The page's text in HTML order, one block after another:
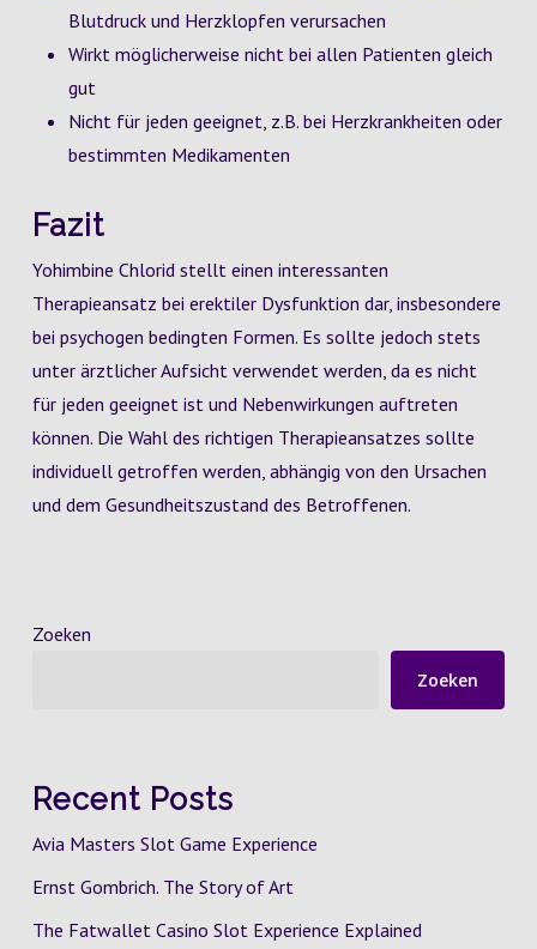
Blutdruck und Herzklopfen verursachen
Wirkt möglicherweise nicht bei allen Patienten gleich
gut
Nicht für jeden geeignet, z.B. bei Herzkrankheiten oder
bestimmten Medikamenten
Fazit
Yohimbine Chlorid stellt einen interessanten
Therapieansatz bei erektiler Dysfunktion dar, insbesondere
bei psychogen bedingten Formen. Es sollte jedoch stets
unter ärztlicher Aufsicht verwendet werden, da es nicht
für jeden geeignet ist und Nebenwirkungen auftreten
können. Die Wahl des richtigen Therapieansatzes sollte
individuell getroffen werden, abhängig von den Ursachen
und dem Gesundheitszustand des Betroffenen.
Zoeken
Zoeken
Recent Posts
Avia Masters Slot Game Experience
Ernst Gombrich. The Story of Art
The Fatwallet Casino Slot Experience Explained